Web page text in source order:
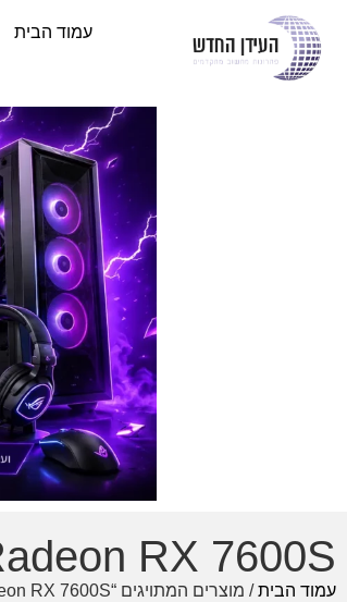
עמוד הבית
RX 7600S
עמוד הבית/ מוצרים המתויגים “Radeon RX 7600S”